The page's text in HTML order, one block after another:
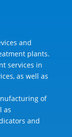
and
plants.
services in
as well as
of
as
and